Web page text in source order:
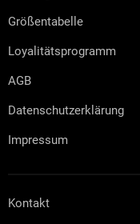
Größentabelle
Loyalitätsprogramm
AGB
Datenschutzerklärung
Impressum
Kontakt